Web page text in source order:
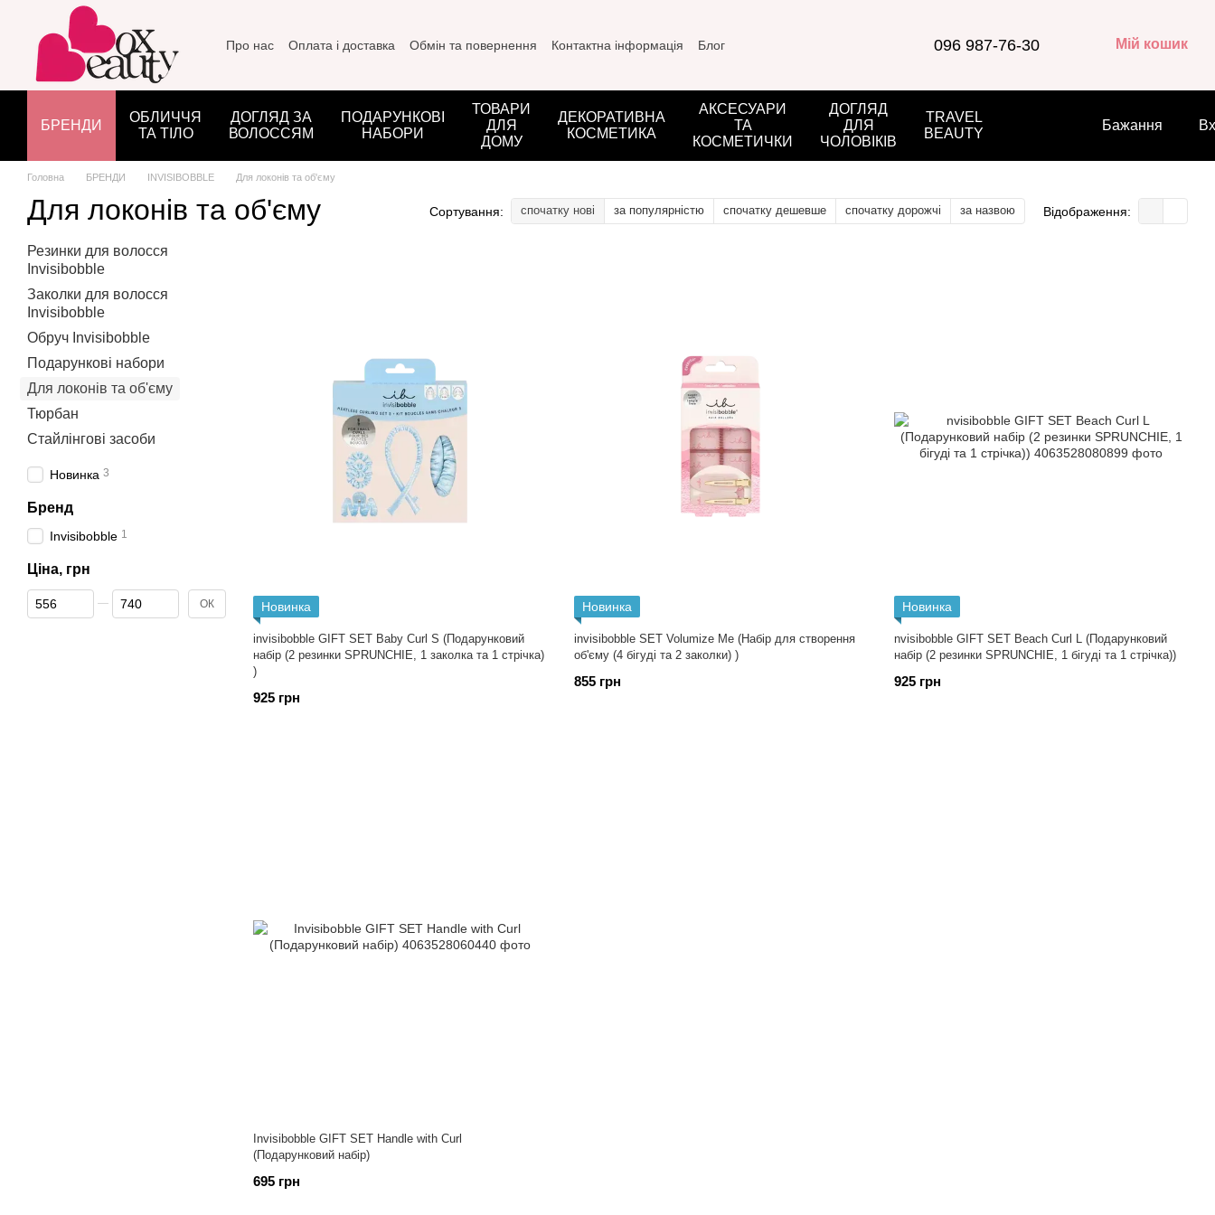
Перейти до основного контенту
Про нас Оплата і доставка Обмін та повернення Контактна інформація Блог 096 987-76-30 Мій кошик
БРЕНДИ
ОБЛИЧЧЯ
ТА ТІЛО
ДОГЛЯД ЗА
ВОЛОССЯМ
ПОДАРУНКОВІ
НАБОРИ
ТОВАРИ
ДЛЯ
ДОМУ
ДЕКОРАТИВНА
КОСМЕТИКА
АКСЕСУАРИ
ТА
КОСМЕТИЧКИ
ДОГЛЯД
ДЛЯ
ЧОЛОВІКІВ
TRAVEL
BEAUTY
Бажання
Головна БРЕНДИ INVISIBOBBLE Для локонів та об'єму
Для локонів та об'єму Сортування: спочатку нові за популярністю спочатку дешевше спочатку дорожчі за назвою Відображення:
Новинка
invisibobble GIFT SET Baby Curl S (Подарунковий
набір (2 резинки SPRUNCHIE, 1 заколка та 1 стрічка)
)
925 грн
Новинка
invisibobble SET Volumize Me (Набір для створення
об'єму (4 бігуді та 2 заколки) )
855 грн
Новинка
nvisibobble GIFT SET Beach Curl L (Подарунковий
набір (2 резинки SPRUNCHIE, 1 бігуді та 1 стрічка))
925 грн
Invisibobble GIFT SET Handle with Curl
(Подарунковий набір)
695 грн
Резинки для волосся
Invisibobble
Заколки для волосся
Invisibobble
Обруч Invisibobble
Подарункові набори
Для локонів та об'єму
Тюрбан
Стайлінгові засоби
Новинка 3
Бренд
Invisibobble 1
Ціна, грн
Від Ціна, грн
До Ціна, грн ОК